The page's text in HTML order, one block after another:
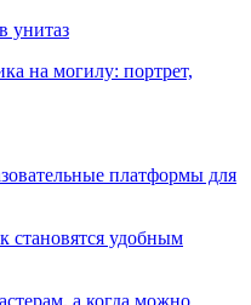
унитаз
на могилу: портрет,
платформы для
становятся удобным
а когда можно